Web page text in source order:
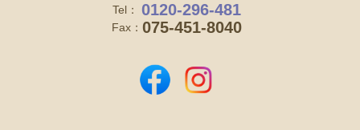
Tel：
0120-296-481
Fax： 075-451-8040